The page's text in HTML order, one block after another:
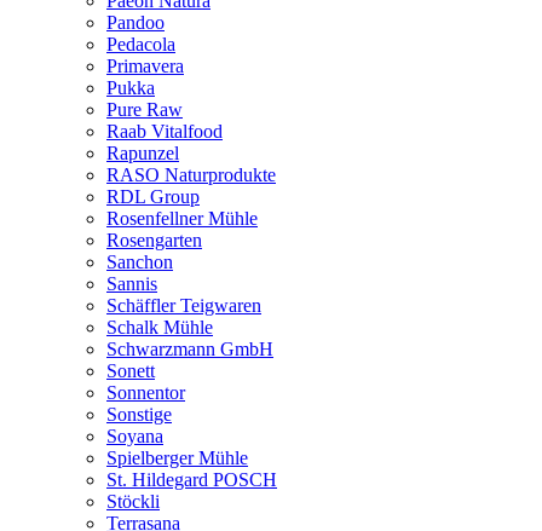
Pandoo
Pedacola
Primavera
Pukka
Pure Raw
Raab Vitalfood
Rapunzel
RASO Naturprodukte
RDL Group
Rosenfellner Mühle
Rosengarten
Sanchon
Sannis
Schäffler Teigwaren
Schalk Mühle
Schwarzmann GmbH
Sonett
Sonnentor
Sonstige
Soyana
Spielberger Mühle
St. Hildegard POSCH
Stöckli
Terrasana